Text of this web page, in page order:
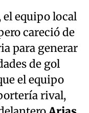
equipo local
careció de
para generar
de gol
el equipo
rival,